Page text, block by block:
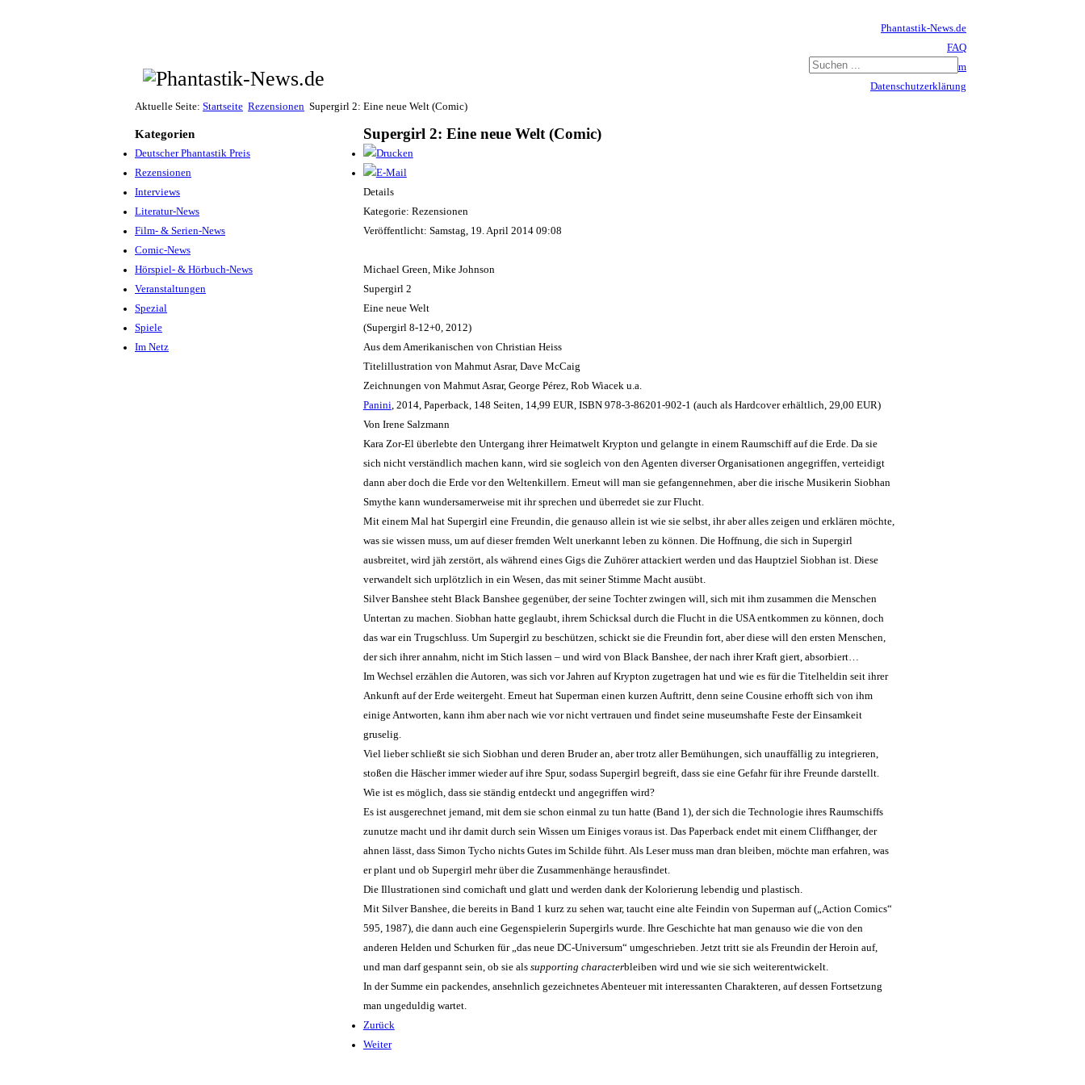
Phantastik-News.de
FAQ
Impressum
Datenschutzerklärung
Aktuelle Seite: Startseite Rezensionen Supergirl 2: Eine neue Welt (Comic)
Kategorien
Deutscher Phantastik Preis
Rezensionen
Interviews
Literatur-News
Film- & Serien-News
Comic-News
Hörspiel- & Hörbuch-News
Veranstaltungen
Spezial
Spiele
Im Netz
Supergirl 2: Eine neue Welt (Comic)
Details
Kategorie: Rezensionen
Veröffentlicht: Samstag, 19. April 2014 09:08
Michael Green, Mike Johnson
Supergirl 2
Eine neue Welt
(Supergirl 8-12+0, 2012)
Aus dem Amerikanischen von Christian Heiss
Titelillustration von Mahmut Asrar, Dave McCaig
Zeichnungen von Mahmut Asrar, George Pérez, Rob Wiacek u.a.
Panini , 2014, Paperback, 148 Seiten, 14,99 EUR, ISBN 978-3-86201-902-1 (auch als Hardcover erhältlich, 29,00 EUR)
Von Irene Salzmann
Kara Zor-El überlebte den Untergang ihrer Heimatwelt Krypton und gelangte in einem Raumschiff auf die Erde. Da sie
sich nicht verständlich machen kann, wird sie sogleich von den Agenten diverser Organisationen angegriffen, verteidigt
dann aber doch die Erde vor den Weltenkillern. Erneut will man sie gefangennehmen, aber die irische Musikerin Siobhan
Smythe kann wundersamerweise mit ihr sprechen und überredet sie zur Flucht.
Mit einem Mal hat Supergirl eine Freundin, die genauso allein ist wie sie selbst, ihr aber alles zeigen und erklären möchte,
was sie wissen muss, um auf dieser fremden Welt unerkannt leben zu können. Die Hoffnung, die sich in Supergirl
ausbreitet, wird jäh zerstört, als während eines Gigs die Zuhörer attackiert werden und das Hauptziel Siobhan ist. Diese
verwandelt sich urplötzlich in ein Wesen, das mit seiner Stimme Macht ausübt.
Silver Banshee steht Black Banshee gegenüber, der seine Tochter zwingen will, sich mit ihm zusammen die Menschen
Untertan zu machen. Siobhan hatte geglaubt, ihrem Schicksal durch die Flucht in die USA entkommen zu können, doch
das war ein Trugschluss. Um Supergirl zu beschützen, schickt sie die Freundin fort, aber diese will den ersten Menschen,
der sich ihrer annahm, nicht im Stich lassen – und wird von Black Banshee, der nach ihrer Kraft giert, absorbiert…
Im Wechsel erzählen die Autoren, was sich vor Jahren auf Krypton zugetragen hat und wie es für die Titelheldin seit ihrer
Ankunft auf der Erde weitergeht. Erneut hat Superman einen kurzen Auftritt, denn seine Cousine erhofft sich von ihm
einige Antworten, kann ihm aber nach wie vor nicht vertrauen und findet seine museumshafte Feste der Einsamkeit
gruselig.
Viel lieber schließt sie sich Siobhan und deren Bruder an, aber trotz aller Bemühungen, sich unauffällig zu integrieren,
stoßen die Häscher immer wieder auf ihre Spur, sodass Supergirl begreift, dass sie eine Gefahr für ihre Freunde darstellt.
Wie ist es möglich, dass sie ständig entdeckt und angegriffen wird?
Es ist ausgerechnet jemand, mit dem sie schon einmal zu tun hatte (Band 1), der sich die Technologie ihres Raumschiffs
zunutze macht und ihr damit durch sein Wissen um Einiges voraus ist. Das Paperback endet mit einem Cliffhanger, der
ahnen lässt, dass Simon Tycho nichts Gutes im Schilde führt. Als Leser muss man dran bleiben, möchte man erfahren, was
er plant und ob Supergirl mehr über die Zusammenhänge herausfindet.
Die Illustrationen sind comichaft und glatt und werden dank der Kolorierung lebendig und plastisch.
Mit Silver Banshee, die bereits in Band 1 kurz zu sehen war, taucht eine alte Feindin von Superman auf („Action Comics“
595, 1987), die dann auch eine Gegenspielerin Supergirls wurde. Ihre Geschichte hat man genauso wie die von den
anderen Helden und Schurken für „das neue DC-Universum“ umgeschrieben. Jetzt tritt sie als Freundin der Heroin auf,
und man darf gespannt sein, ob sie als supporting characterbleiben wird und wie sie sich weiterentwickelt.
In der Summe ein packendes, ansehnlich gezeichnetes Abenteuer mit interessanten Charakteren, auf dessen Fortsetzung
man ungeduldig wartet.
Zurück
Weiter